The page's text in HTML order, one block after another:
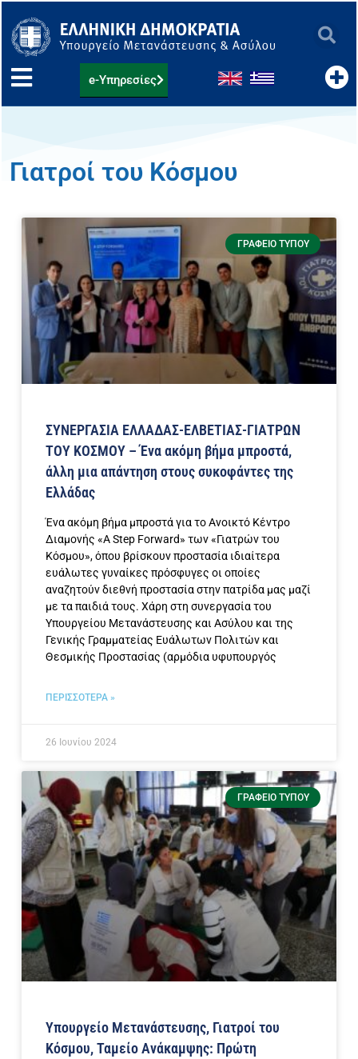
στο
περιεχόμενο
e-Υπηρεσίες
Γιατροί του Κόσμου
ΓΡΑΦΕΊΟ ΤΎΠΟΥ
ΣΥΝΕΡΓΑΣΙΑ ΕΛΛΑΔΑΣ-ΕΛΒΕΤΙΑΣ-ΓΙΑΤΡΩΝ
ΤΟΥ ΚΟΣΜΟΥ – Ένα ακόμη βήμα μπροστά,
άλλη μια απάντηση στους συκοφάντες της
Ελλάδας
Ένα ακόμη βήμα μπροστά για το Ανοικτό Κέντρο
Διαμονής «A Step Forward» των «Γιατρών του
Κόσμου», όπου βρίσκουν προστασία ιδιαίτερα
ευάλωτες γυναίκες πρόσφυγες οι οποίες
αναζητούν διεθνή προστασία στην πατρίδα μας μαζί
με τα παιδιά τους. Χάρη στη συνεργασία του
Yπουργείου Μετανάστευσης και Ασύλου και της
Γενικής Γραμματείας Ευάλωτων Πολιτών και
Θεσμικής Προστασίας (αρμόδια υφυπουργός
ΠΕΡΙΣΣΟΤΕΡΑ »
26 Ιουνίου 2024
ΓΡΑΦΕΊΟ ΤΎΠΟΥ
Υπουργείο Μετανάστευσης, Γιατροί του
Κόσμου, Ταμείο Ανάκαμψης: Πρώτη